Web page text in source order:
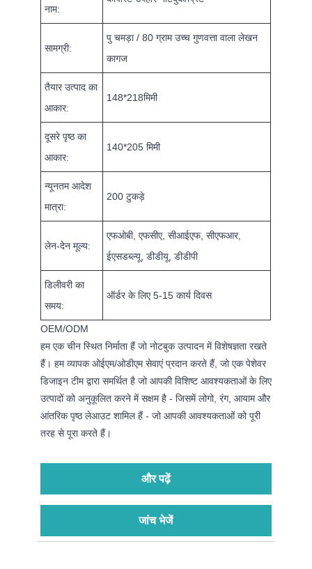
नाम:
सामग्री:
पु चमड़ा / 80 ग्राम उच्च गुणवत्ता वाला लेखन
कागज
तैयार उत्पाद का
आकार:
148*218मिमी
दूसरे पृष्ठ का
आकार:
140*205 मिमी
न्यूनतम आदेश
मात्रा:
200 टुकड़े
लेन-देन मूल्य:
एफओबी, एफसीए, सीआईएफ, सीएफआर,
ईएसडब्ल्यू, डीडीयू, डीडीपी
डिलीवरी का
समय:
ऑर्डर के लिए 5-15 कार्य दिवस
OEM/ODM
हम एक चीन स्थित निर्माता हैं जो नोटबुक उत्पादन में विशेषज्ञता रखते
हैं। हम व्यापक ओईएम/ओडीएम सेवाएं प्रदान करते हैं, जो एक पेशेवर
डिजाइन टीम द्वारा समर्थित है जो आपकी विशिष्ट आवश्यकताओं के लिए
उत्पादों को अनुकूलित करने में सक्षम है - जिसमें लोगो, रंग, आयाम और
आंतरिक पृष्ठ लेआउट शामिल हैं - जो आपकी आवश्यकताओं को पूरी
तरह से पूरा करते हैं।
और पढ़ें
जांच भेजें